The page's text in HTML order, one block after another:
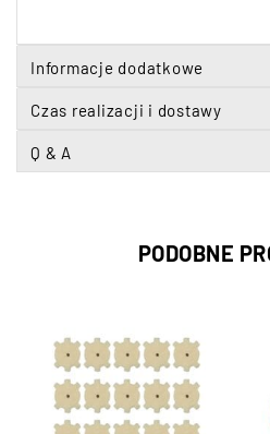
Informacje dodatkowe
Czas realizacji i dostawy
Q & A
PODOBNE